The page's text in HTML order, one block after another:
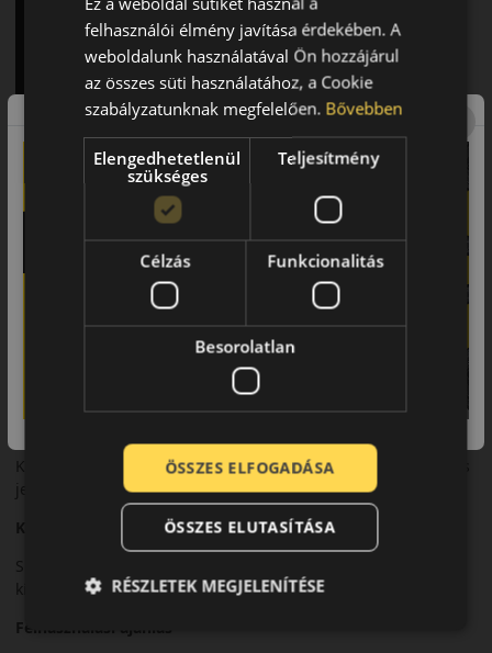
Continental SportContact 7 – Következő szintű sportos
teljesítmény
A Continental SportContact 7 egy új generációs sportos nyári
abroncs, amely a maximális tapadást és a pontos
irányíthatóságot helyezi előtérbe.
Futófelület és tapadás
Modern futófelületi kialakítása kiváló tapadást biztosít száraz
Kiszámítható fékteljesítmény és magas szintű menetstabilitás
jellemzi.
Komfort és zajszint
Sportos karaktere ellenére is kiegyensúlyozott komfortot
kínál.
Felhasználási ajánlás
felhasználói élmény javítása érdekében. A
weboldalunk használatával Ön hozzájárul
az összes süti használatához, a Cookie
szabályzatunknak megfelelően. Bővebben
Elengedhetetlenül
szükséges
Teljesítmény
Célzás Funkcionalitás
Besorolatlan
ÖSSZES ELFOGADÁSA
ÖSSZES ELUTASÍTÁSA
RÉSZLETEK MEGJELENÍTÉSE